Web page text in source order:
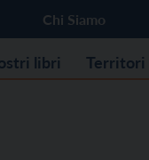
Chi Siamo
libri Territori